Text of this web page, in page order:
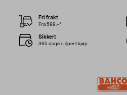
Fri frakt
Fra 599,–*
Sikkert
365 dagers åpent kjøp